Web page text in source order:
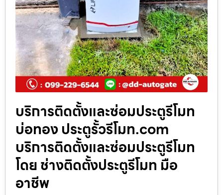
บริการติดตั้งและซ่อมประตูรีโมท
บ่อทอง ประตูรั้วรีโมท.com
บริการติดตั้งและซ่อมประตูรีโมท
โดย ช่างติดตั้งประตูรีโมท มือ
อาชีพ